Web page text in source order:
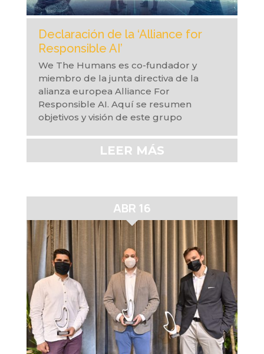
Declaración de la ‘Alliance for
Responsible AI’
We The Humans es co-fundador y
miembro de la junta directiva de la
alianza europea Alliance For
Responsible AI. Aquí se resumen
objetivos y visión de este grupo
LEER MÁS
ABR 16